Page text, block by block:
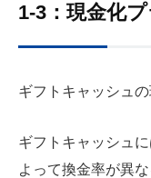
1-3：現金化
ギフトキャッシュ
ギフトキャッシュに
よって換金率が異な